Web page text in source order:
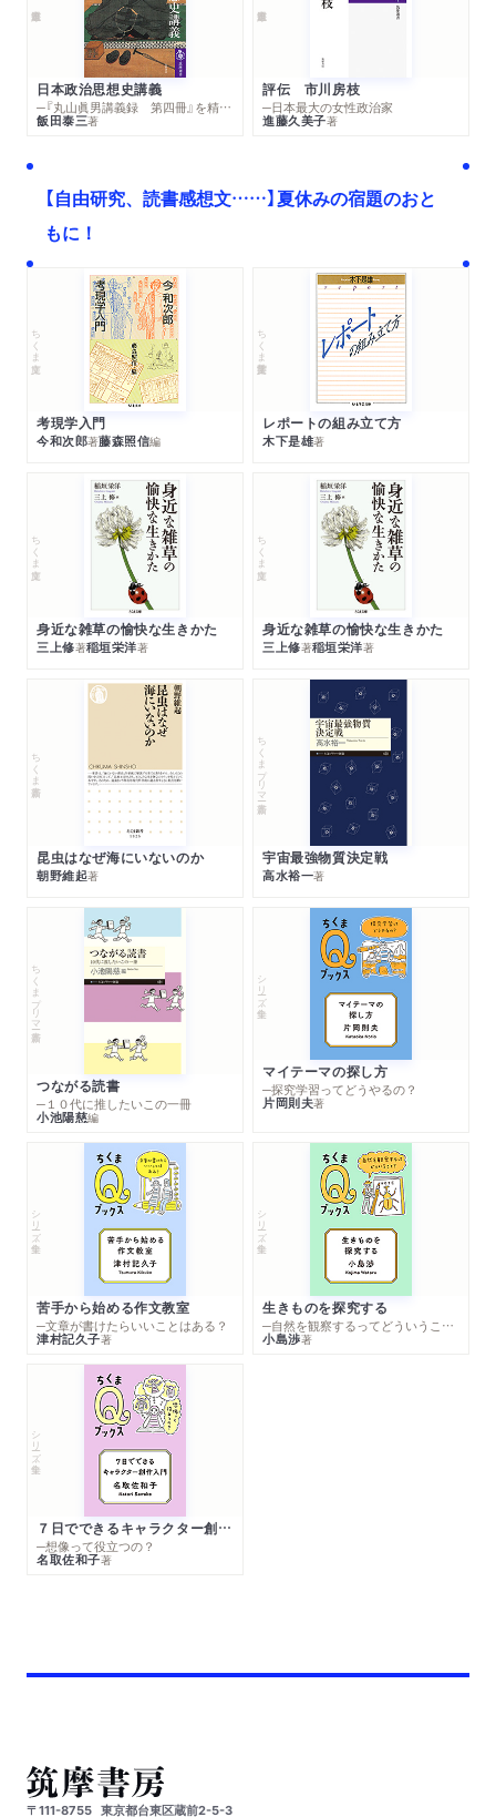
日本政治思想史講義
─『丸山眞男講義録 第四冊』を精読する
飯田泰三著
評伝 市川房枝
─日本最大の女性政治家
進藤久美子著
【自由研究、読書感想文……】夏休みの宿題のおと
もに！
ちくま文庫
考現学入門
今和次郎著藤森照信編
ちくま学芸文庫
レポートの組み立て方
木下是雄著
ちくま文庫
身近な雑草の愉快な生きかた
三上修著稲垣栄洋著
ちくま文庫
身近な雑草の愉快な生きかた
三上修著稲垣栄洋著
ちくま新書
昆虫はなぜ海にいないのか
朝野維起著
ちくまプリマー新書
宇宙最強物質決定戦
高水裕一著
ちくまプリマー新書
つながる読書
─１０代に推したいこの一冊
小池陽慈編
シリーズ・全集
マイテーマの探し方
─探究学習ってどうやるの？
片岡則夫著
シリーズ・全集
苦手から始める作文教室
─文章が書けたらいいことはある？
津村記久子著
シリーズ・全集
生きものを探究する
─自然を観察するってどういうこと？
小島渉著
シリーズ・全集
７日でできるキャラクター創作入門
─想像って役立つの？
名取佐和子著
〒111-8755 東京都台東区蔵前2-5-3